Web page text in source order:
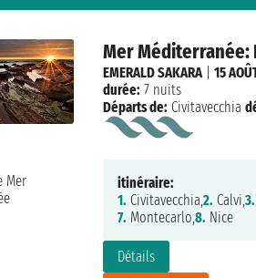
Mer Méditerranée:
Détails
EMERALD SAKARA| 15
durée: 7 nuits
Départs de: Civitavecchia
itinéraire:
1. Civitavecchia,2. Calvi,3.
7. Montecarlo,8. Nice